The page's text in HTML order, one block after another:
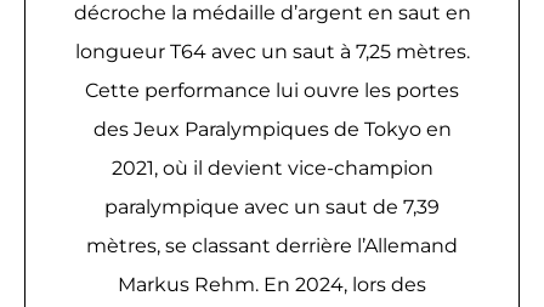
décroche la médaille d’argent en saut en
longueur T64 avec un saut à 7,25 mètres.
Cette performance lui ouvre les portes
des Jeux Paralympiques de Tokyo en
2021, où il devient vice-champion
paralympique avec un saut de 7,39
mètres, se classant derrière l’Allemand
Markus Rehm. En 2024, lors des